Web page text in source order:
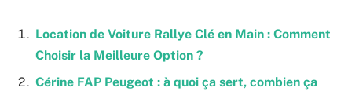
Location de Voiture Rallye Clé en Main : Comment
Choisir la Meilleure Option ?
Cérine FAP Peugeot : à quoi ça sert, combien ça